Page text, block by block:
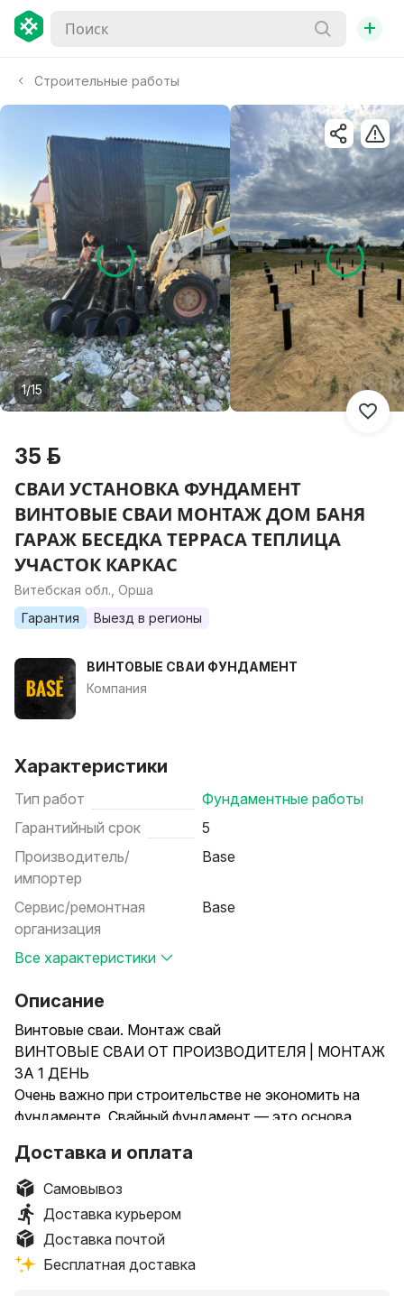
+
Строительные работы
1/15
35 р.
СВАИ УСТАНОВКА ФУНДАМЕНТ
ВИНТОВЫЕ СВАИ МОНТАЖ ДОМ БАНЯ
ГАРАЖ БЕСЕДКА ТЕРРАСА ТЕПЛИЦА
УЧАСТОК КАРКАС
Витебская обл., Орша
Гарантия
Выезд в регионы
ВИНТОВЫЕ СВАИ ФУНДАМЕНТ
Компания
Характеристики
Тип работ
Фундаментные работы
Гарантийный срок
5
Производитель/
импортер
Base
Сервис/ремонтная
организация
Base
Все характеристики
Описание
Винтовые сваи. Монтаж свай
ВИНТОВЫЕ СВАИ ОТ ПРОИЗВОДИТЕЛЯ | МОНТАЖ
ЗА 1 ДЕНЬ
Очень важно при строительстве не экономить на
фундаменте. Свайный фундамент — это основа
качественный монтаж винтовых свай под ключ
напрямую от производителя, без посредников. Мы
производим сваи с 2011 года по всем требованиям
ГОСТа.
Наши специалисты имеют более 10 лет опыта в
установке винтовых свай для домов, бань, террас,
Доставка и оплата
Самовывоз
Доставка курьером
Доставка почтой
Бесплатная доставка